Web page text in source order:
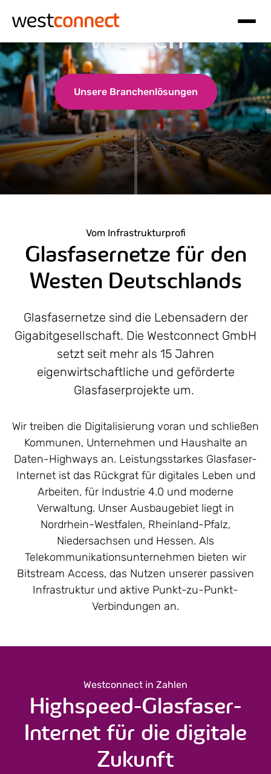
Hauptnavigation
Inhalt
Westen
Unsere Branchenlösungen
Vom Infrastrukturprofi
Glasfasernetze für den
Westen Deutschlands
Glasfasernetze sind die Lebensadern der
Gigabitgesellschaft. Die Westconnect GmbH
setzt seit mehr als 15 Jahren
eigenwirtschaftliche und geförderte
Glasfaserprojekte um.
Wir treiben die Digitalisierung voran und schließen
Kommunen, Unternehmen und Haushalte an
Daten-Highways an. Leistungsstarkes Glasfaser-
Internet ist das Rückgrat für digitales Leben und
Arbeiten, für Industrie 4.0 und moderne
Verwaltung. Unser Ausbaugebiet liegt in
Nordrhein-Westfalen, Rheinland-Pfalz,
Niedersachsen und Hessen. Als
Telekommunikations­unternehmen bieten wir
Bitstream Access, das Nutzen unserer passiven
Infrastruktur und aktive Punkt-zu-Punkt-
Verbindungen an.
Westconnect in Zahlen
Highspeed-Glasfaser-
Internet für die digitale
Zukunft